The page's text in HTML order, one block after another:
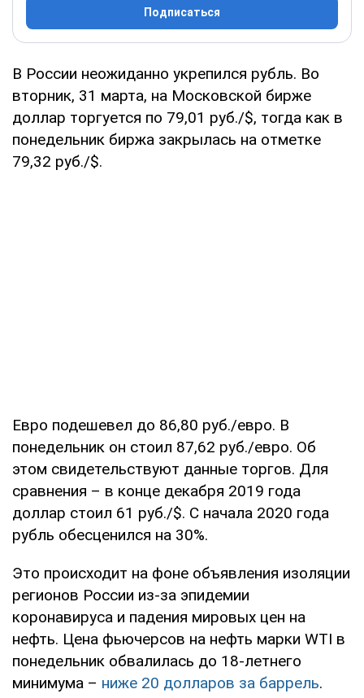
Подписаться
В России неожиданно укрепился рубль. Во
вторник, 31 марта, на Московской бирже
доллар торгуется по 79,01 руб./$, тогда как в
понедельник биржа закрылась на отметке
79,32 руб./$.
Евро подешевел до 86,80 руб./евро. В
понедельник он стоил 87,62 руб./евро. Об
этом свидетельствуют данные торгов. Для
сравнения – в конце декабря 2019 года
доллар стоил 61 руб./$. С начала 2020 года
рубль обесценился на 30%.
Это происходит на фоне объявления изоляции
регионов России из-за эпидемии
коронавируса и падения мировых цен на
нефть. Цена фьючерсов на нефть марки WTI в
понедельник обвалилась до 18-летнего
минимума – ниже 20 долларов за баррель.